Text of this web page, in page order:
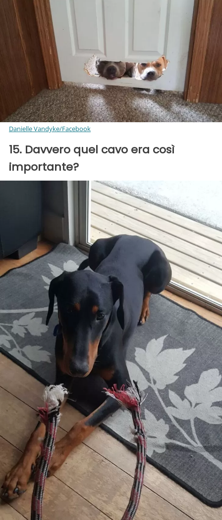
Danielle Vandyke/Facebook
15. Davvero quel cavo era così
importante?